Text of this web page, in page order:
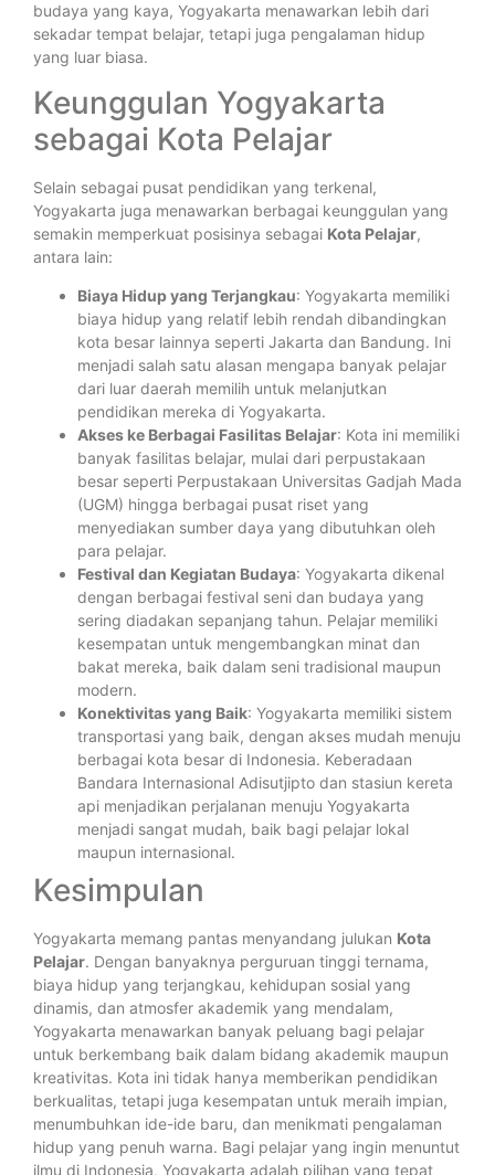
budaya yang kaya, Yogyakarta menawarkan lebih dari
sekadar tempat belajar, tetapi juga pengalaman hidup
yang luar biasa.
Keunggulan Yogyakarta
sebagai Kota Pelajar
Selain sebagai pusat pendidikan yang terkenal,
Yogyakarta juga menawarkan berbagai keunggulan yang
semakin memperkuat posisinya sebagai Kota Pelajar,
antara lain:
Biaya Hidup yang Terjangkau: Yogyakarta memiliki
biaya hidup yang relatif lebih rendah dibandingkan
kota besar lainnya seperti Jakarta dan Bandung. Ini
menjadi salah satu alasan mengapa banyak pelajar
dari luar daerah memilih untuk melanjutkan
pendidikan mereka di Yogyakarta.
Akses ke Berbagai Fasilitas Belajar: Kota ini memiliki
banyak fasilitas belajar, mulai dari perpustakaan
besar seperti Perpustakaan Universitas Gadjah Mada
(UGM) hingga berbagai pusat riset yang
menyediakan sumber daya yang dibutuhkan oleh
para pelajar.
Festival dan Kegiatan Budaya: Yogyakarta dikenal
dengan berbagai festival seni dan budaya yang
sering diadakan sepanjang tahun. Pelajar memiliki
kesempatan untuk mengembangkan minat dan
bakat mereka, baik dalam seni tradisional maupun
modern.
Konektivitas yang Baik: Yogyakarta memiliki sistem
transportasi yang baik, dengan akses mudah menuju
berbagai kota besar di Indonesia. Keberadaan
Bandara Internasional Adisutjipto dan stasiun kereta
api menjadikan perjalanan menuju Yogyakarta
menjadi sangat mudah, baik bagi pelajar lokal
maupun internasional.
Kesimpulan
Yogyakarta memang pantas menyandang julukan Kota
Pelajar. Dengan banyaknya perguruan tinggi ternama,
biaya hidup yang terjangkau, kehidupan sosial yang
dinamis, dan atmosfer akademik yang mendalam,
Yogyakarta menawarkan banyak peluang bagi pelajar
untuk berkembang baik dalam bidang akademik maupun
kreativitas. Kota ini tidak hanya memberikan pendidikan
berkualitas, tetapi juga kesempatan untuk meraih impian,
menumbuhkan ide-ide baru, dan menikmati pengalaman
hidup yang penuh warna. Bagi pelajar yang ingin menuntut
ilmu di Indonesia, Yogyakarta adalah pilihan yang tepat